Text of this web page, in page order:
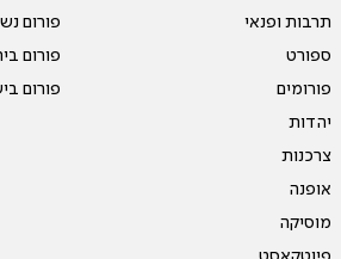
תרבות ופנאי
ספורט
פורומים
יהדות
צרכנות
אופנה
מוסיקה
פורום
פורום
פורום